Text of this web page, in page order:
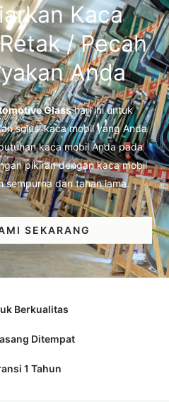
Kaca
/ Pecah
Anda
Glasshari ini untuk
solusi kaca mobil yang Anda
kaca mobil Anda pada
pikiran dengan kaca mobil
sempurna dan tahan lama.
SEKARANG
Berkualitas
Ditempat
1 Tahun